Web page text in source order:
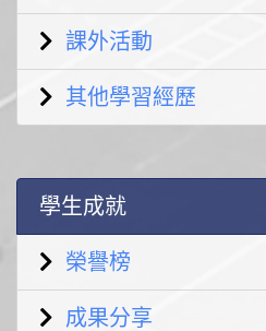
課外活動
其他學習經歷
學生成就
榮譽榜
成果分享